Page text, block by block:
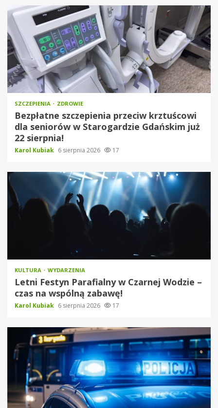
SZCZEPIENIA ZDROWIE
Bezpłatne szczepienia przeciw krztuścowi
dla seniorów w Starogardzie Gdańskim już
22 sierpnia!
Karol Kubiak 6 sierpnia 2026 17
KULTURA WYDARZENIA
Letni Festyn Parafialny w Czarnej Wodzie –
czas na wspólną zabawę!
Karol Kubiak 6 sierpnia 2026 17